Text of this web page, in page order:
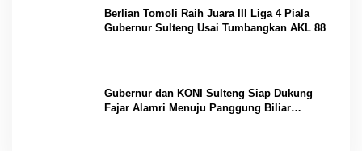
Berlian Tomoli Raih Juara III Liga 4 Piala
Gubernur Sulteng Usai Tumbangkan AKL 88
Gubernur dan KONI Sulteng Siap Dukung
Fajar Alamri Menuju Panggung Biliar